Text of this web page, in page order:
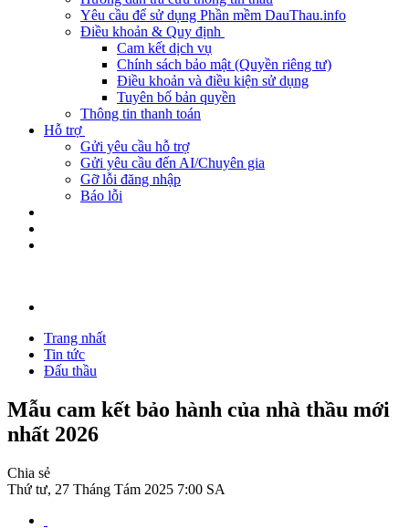
Yêu cầu để sử dụng Phần mềm DauThau.info
Điều khoản & Quy định
Cam kết dịch vụ
Chính sách bảo mật (Quyền riêng tư)
Điều khoản và điều kiện sử dụng
Tuyên bố bản quyền
Thông tin thanh toán
Hỗ trợ
Gửi yêu cầu hỗ trợ
Gửi yêu cầu đến AI/Chuyên gia
Gỡ lỗi đăng nhập
Báo lỗi
Trang nhất
Tin tức
Đấu thầu
Mẫu cam kết bảo hành của nhà thầu mới
nhất 2026
Chia sẻ
Thứ tư, 27 Tháng Tám 2025 7:00 SA